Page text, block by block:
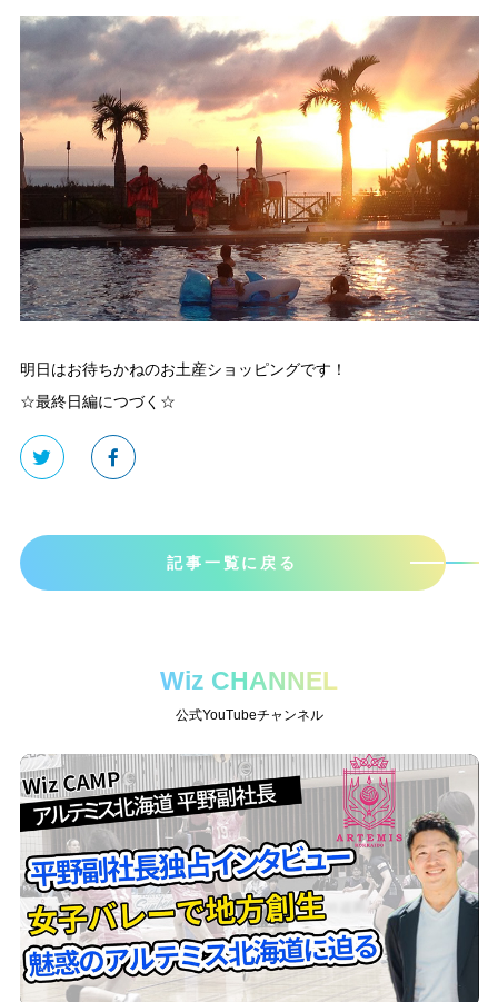
明日はお待ちかねのお土産ショッピングです！
☆最終日編につづく☆
記事一覧に戻る
Wiz CHANNEL
公式YouTubeチャンネル